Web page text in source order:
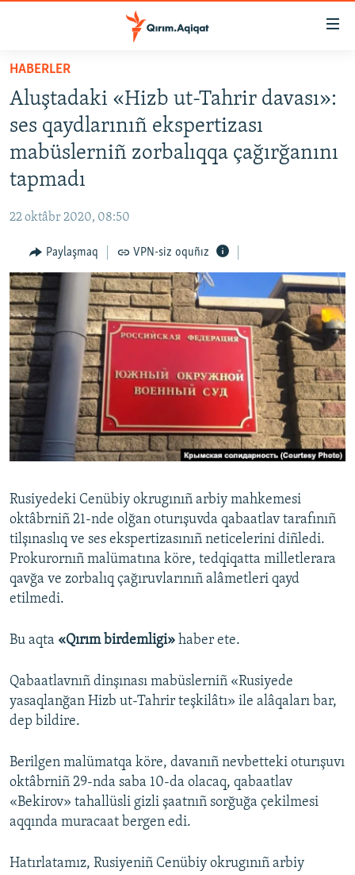
Esas
qaytmaq
Baş
navigatsiyağa
qaytmaq
Qıdıruvğa
HABERLER
SİYASET
İQTİSADİYAT
İNSAN AQLARI
VİDEO
SÜRET
BLOGLAR
FİKİR
Русский
Українською
QOŞULIÑIZ!
RFE/RS bütün saytları
HABERLER
Aluştadaki «Hizb ut-Tahrir davası»:
ses qaydlarınıñ ekspertizası
mabüslerniñ zorbalıqqa çağırğanını
tapmadı
22 oktâbr 2020, 08:50
Paylaşmaq VPN-siz oquñız
Rusiyedeki Cenübiy okrugınıñ arbiy mahkemesi
oktâbrniñ 21-nde olğan oturışuvda qabaatlav tarafınıñ
tilşınaslıq ve ses ekspertizasınıñ neticelerini diñledi.
Prokurornıñ malümatına köre, tedqiqatta milletlerara
qavğa ve zorbalıq çağıruvlarınıñ alâmetleri qayd
etilmedi.
Bu aqta «Qırım birdemligi» haber ete.
Qabaatlavnıñ dinşınası mabüslerniñ «Rusiyede
yasaqlanğan Hizb ut-Tahrir teşkilâtı» ile alâqaları bar,
dep bildire.
Berilgen malümatqa köre, davanıñ nevbetteki oturışuvı
oktâbrniñ 29-nda saba 10-da olacaq, qabaatlav
«Bekirov» tahallüsli gizli şaatnıñ sorğuğa çekilmesi
aqqında muracaat bergen edi.
Hatırlatamız, Rusiyeniñ Cenübiy okrugınıñ arbiy